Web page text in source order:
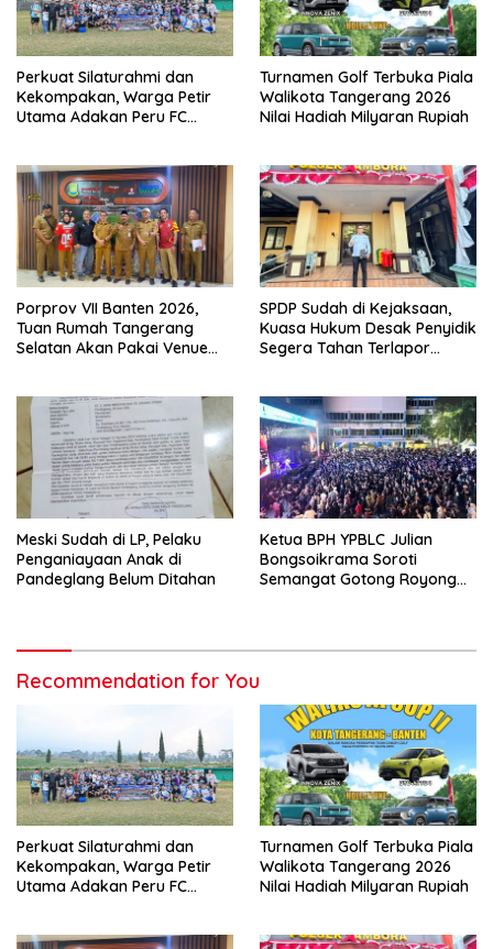
Perkuat Silaturahmi dan
Kekompakan, Warga Petir
Utama Adakan Peru FC
Turnamen Golf Terbuka Piala
Walikota Tangerang 2026
Nilai Hadiah Milyaran Rupiah
Porprov VII Banten 2026,
Tuan Rumah Tangerang
Selatan Akan Pakai Venue
SPDP Sudah di Kejaksaan,
Kuasa Hukum Desak Penyidik
Segera Tahan Terlapor
Meski Sudah di LP, Pelaku
Penganiayaan Anak di
Pandeglang Belum Ditahan
Ketua BPH YPBLC Julian
Bongsoikrama Soroti
Semangat Gotong Royong
Recommendation for You
Perkuat Silaturahmi dan
Kekompakan, Warga Petir
Utama Adakan Peru FC
Turnamen Golf Terbuka Piala
Walikota Tangerang 2026
Nilai Hadiah Milyaran Rupiah